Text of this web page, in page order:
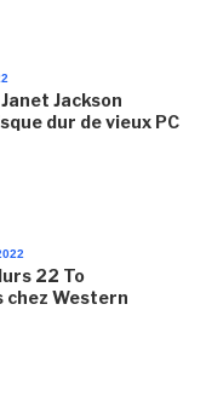
Jackson
dur de vieux PC
22 To
chez Western